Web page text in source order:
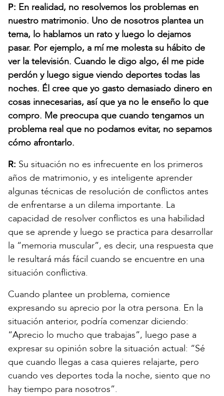
P: En realidad, no resolvemos los problemas en
nuestro matrimonio. Uno de nosotros plantea un
tema, lo hablamos un rato y luego lo dejamos
pasar. Por ejemplo, a mí me molesta su hábito de
ver la televisión. Cuando le digo algo, él me pide
perdón y luego sigue viendo deportes todas las
noches. Él cree que yo gasto demasiado dinero en
cosas innecesarias, así que ya no le enseño lo que
compro. Me preocupa que cuando tengamos un
problema real que no podamos evitar, no sepamos
cómo afrontarlo.
R: Su situación no es infrecuente en los primeros
años de matrimonio, y es inteligente aprender
algunas técnicas de resolución de conflictos antes
de enfrentarse a un dilema importante. La
capacidad de resolver conflictos es una habilidad
que se aprende y luego se practica para desarrollar
la “memoria muscular”, es decir, una respuesta que
le resultará más fácil cuando se encuentre en una
situación conflictiva.
Cuando plantee un problema, comience
expresando su aprecio por la otra persona. En la
situación anterior, podría comenzar diciendo:
“Aprecio lo mucho que trabajas”, luego pase a
expresar su opinión sobre la situación actual: “Sé
que cuando llegas a casa quieres relajarte, pero
cuando ves deportes toda la noche, siento que no
hay tiempo para nosotros”.